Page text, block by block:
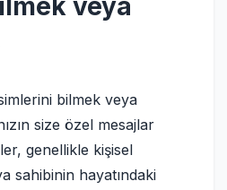
veya
bilmek veya
size özel mesajlar
genellikle kişisel
sahibinin hayatındaki